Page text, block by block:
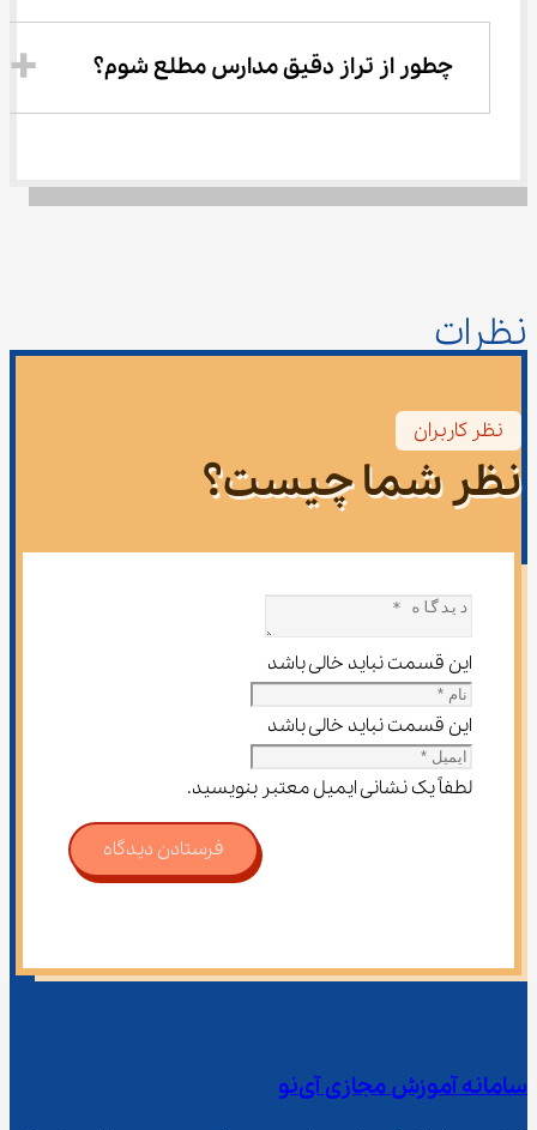
چطور از تراز دقیق مدارس مطلع شوم؟
نظرات
نظر کاربران
نظر شما چیست؟
این قسمت نباید خالی باشد
این قسمت نباید خالی باشد
لطفاً یک نشانی ایمیل معتبر بنویسید.
فرستادن دیدگاه
سامانه آموزش مجازی آی‌نو